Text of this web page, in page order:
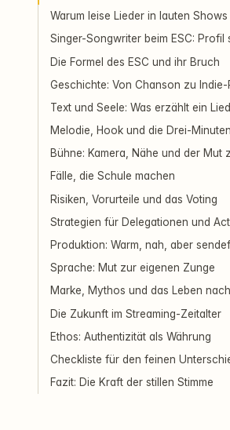
Warum leise Lieder in lauten
Singer-Songwriter beim ESC: Profil
Die Formel des ESC und ihr Bruch
Geschichte: Von Chanson zu Indie-
Text und Seele: Was erzählt ein
Melodie, Hook und die Drei-
Bühne: Kamera, Nähe und der Mut
Fälle, die Schule machen
Risiken, Vorurteile und das Voting
Strategien für Delegationen und
Produktion: Warm, nah, aber
Sprache: Mut zur eigenen Zunge
Marke, Mythos und das Leben
Die Zukunft im Streaming-Zeitalter
Ethos: Authentizität als Währung
Checkliste für den feinen
Fazit: Die Kraft der stillen Stimme